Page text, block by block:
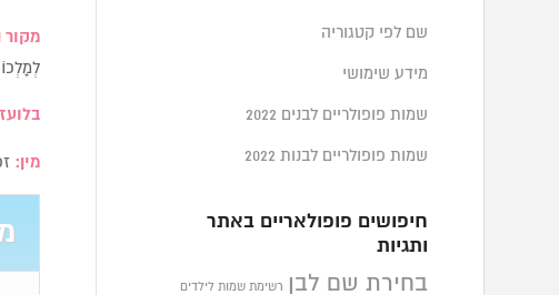
מקור
מין:
שם לפי קטגוריה
מידע שימושי
שמות פופולריים לבנים 2022
שמות פופולריים לבנות 2022
חיפושים פופולאריים באתר
ותגיות
בחירת שם לבן רשימת שמות לילדים